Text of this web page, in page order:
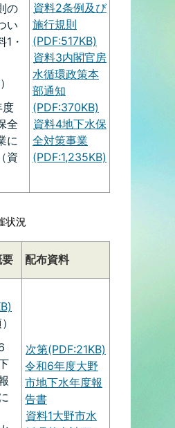
の
い
1・
度
全
に
資
資料2条例及び
施行規則
(PDF:517KB)
資料3内閣官房
水循環政策本
部通知
(PDF:370KB)
資料4地下水保
全対策事業
(PDF:1,235KB)
状況
配布資料
次第(PDF:21KB)
令和6年度大野
市地下水年度報
告書
資料1大野市水